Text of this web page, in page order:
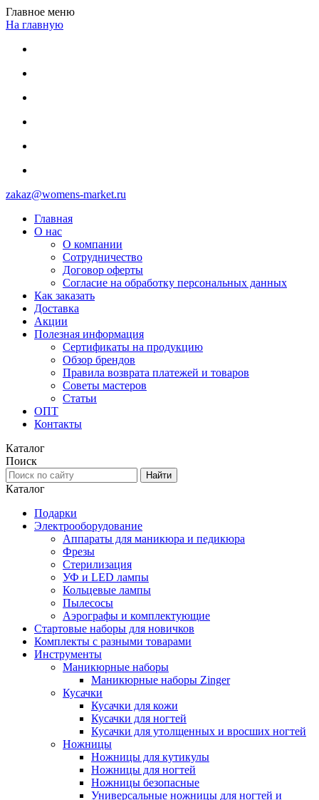
Главное меню
На главную
zakaz@womens-market.ru
Главная
О нас
О компании
Сотрудничество
Договор оферты
Согласие на обработку персональных данных
Как заказать
Доставка
Акции
Полезная информация
Сертификаты на продукцию
Обзор брендов
Правила возврата платежей и товаров
Советы мастеров
Статьи
ОПТ
Контакты
Каталог
Поиск
Каталог
Подарки
Электро­оборудование
Аппараты для маникюра и педикюра
Фрезы
Стерилизация
УФ и LED лампы
Кольцевые лампы
Пылесосы
Аэрографы и комплектующие
Стартовые наборы для новичков
Комплекты с разными товарами
Инструменты
Маникюрные наборы
Маникюрные наборы Zinger
Кусачки
Кусачки для кожи
Кусачки для ногтей
Кусачки для утолщенных и вросших ногтей
Ножницы
Ножницы для кутикулы
Ножницы для ногтей
Ножницы безопасные
Универсальные ножницы для ногтей и